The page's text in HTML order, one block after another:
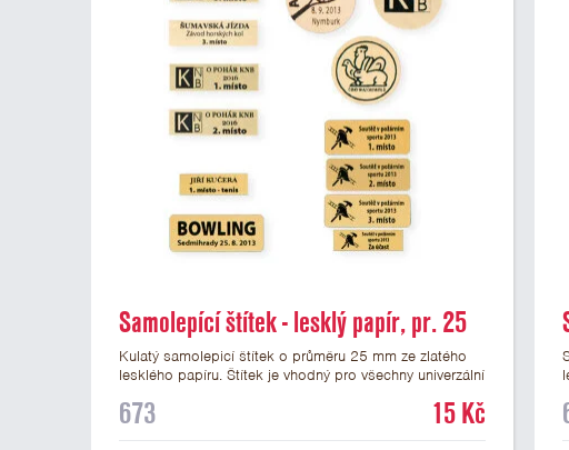
Samolepící štítek - lesklý papír, pr. 25
mm
Kulatý samolepicí štítek o průměru 25 mm ze zlatého
lesklého papíru. Štítek je vhodný pro všechny univerzální
emblém o průměru 25 mm. Na štítek je možné
673 15 Kč